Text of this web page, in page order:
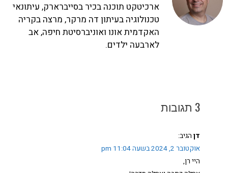
ארכיטקט תוכנה בכיר בסייברארק, עיתונאי
טכנולוגיה בעיתון דה מרקר, מרצה בקריה
האקדמית אונו ואוניברסיטת חיפה, אב
לארבעה ילדים.
3 תגובות
דן הגיב:
אוקטובר 2, 2024 בשעה 11:04 pm
היי רן,